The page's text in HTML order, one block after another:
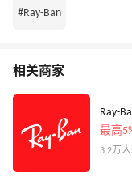
#Ray-Ban
相关商家
Ray-
最高
3.2万